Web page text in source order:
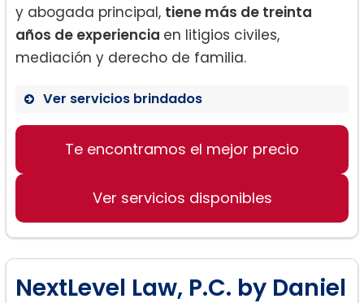
y abogada principal, tiene más de treinta
años de experiencia en litigios civiles,
mediación y derecho de familia.
Ver servicios brindados
Divorcio:
Te encontramos el mejor precio
Ver servicios disponibles
NextLevel Law, P.C. by Daniel